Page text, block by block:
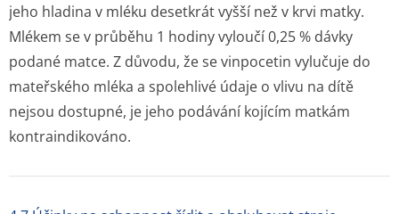
jeho hladina v mléku desetkrát vyšší než v krvi matky.
Mlékem se v průběhu 1 hodiny vyloučí 0,25 % dávky
podané matce. Z důvodu, že se vinpocetin vylučuje do
mateřského mléka a spolehlivé údaje o vlivu na dítě
nejsou dostupné, je jeho podávání kojícím matkám
kontraindikováno.